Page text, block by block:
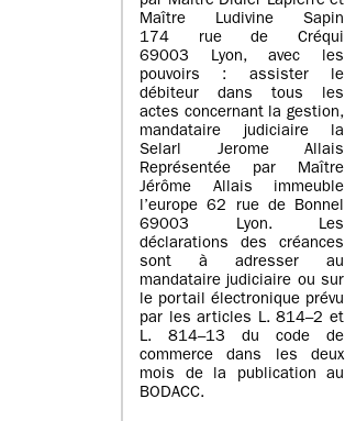
Maître Ludivine Sapin
174 rue de Créqui
69003 Lyon, avec les
pouvoirs : assister le
débiteur dans tous les
actes concernant la gestion,
mandataire judiciaire la
Selarl Jerome Allais
Représentée par Maître
Jérôme Allais immeuble
l’europe 62 rue de Bonnel
69003 Lyon. Les
déclarations des créances
sont à adresser au
mandataire judiciaire ou sur
le portail électronique prévu
par les articles L. 814–2 et
L. 814–13 du code de
commerce dans les deux
mois de la publication au
BODACC.